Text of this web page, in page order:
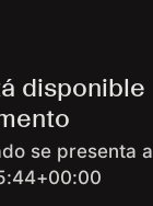
disponible
se presenta a